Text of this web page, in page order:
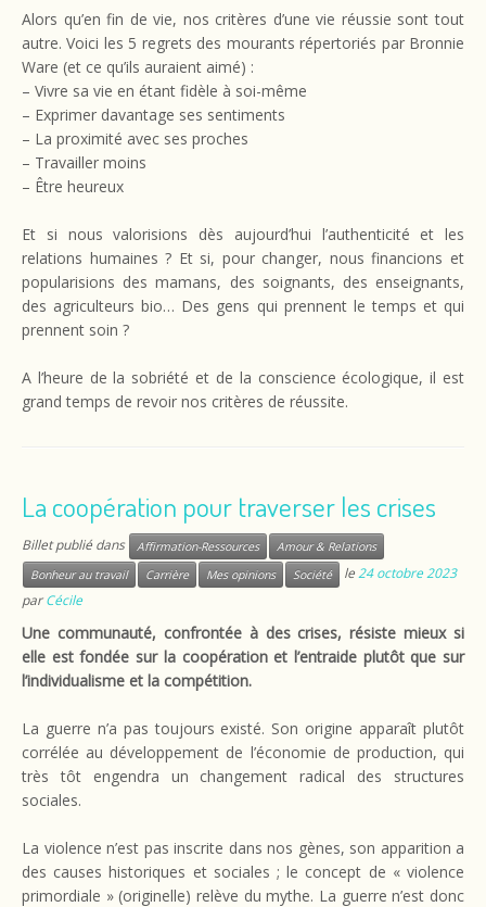
Alors qu’en fin de vie, nos critères d’une vie réussie sont tout
autre. Voici les 5 regrets des mourants répertoriés par Bronnie
Ware (et ce qu’ils auraient aimé) :
– Vivre sa vie en étant fidèle à soi-même
– Exprimer davantage ses sentiments
– La proximité avec ses proches
– Travailler moins
– Être heureux
Et si nous valorisions dès aujourd’hui l’authenticité et les
relations humaines ? Et si, pour changer, nous financions et
popularisions des mamans, des soignants, des enseignants,
des agriculteurs bio… Des gens qui prennent le temps et qui
prennent soin ?
A l’heure de la sobriété et de la conscience écologique, il est
grand temps de revoir nos critères de réussite.
La coopération pour traverser les crises
Billet publié dans Affirmation-Ressources
Amour & Relations
Bonheur au travail
Carrière Mes opinions Société le24 octobre 2023
parCécile
Une communauté, confrontée à des crises, résiste mieux si
elle est fondée sur la coopération et l’entraide plutôt que sur
l’individualisme et la compétition.
La guerre n’a pas toujours existé. Son origine apparaît plutôt
corrélée au développement de l’économie de production, qui
très tôt engendra un changement radical des structures
sociales.
La violence n’est pas inscrite dans nos gènes, son apparition a
des causes historiques et sociales ; le concept de « violence
primordiale » (originelle) relève du mythe. La guerre n’est donc